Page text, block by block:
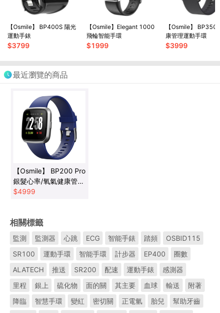
【Osmile】 BP400S 陽光
運動手錶
$3799
【Osmile】Elegant 1000
飛輪智能手環
$1999
【Osmile】 BP350
康管理運動手環
$3999
最近瀏覽的商品
【Osmile】 BP200 Pro
銀髮心率/氧氣健康管理
錶
$4999
相關標籤
監測 監測器 心跳 ECG 智能手錶 踏頻
OSBID115
SR100
運動手環 智能手環 計步器 EP400
圈數
ALATECH
推送 SR200 配速 運動手錶
感測器
里程
銀上 硫化物 面的關 其主要 血球 輸送
附著
降臨
智慧手環 變紅 密切關 正電氫 胎兒
幫助牙齒